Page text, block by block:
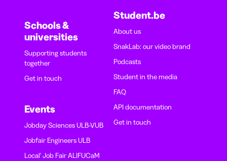
Schools &
universities
Supporting students
together
Get in touch
Events
Jobday Sciences ULB-VUB
Jobfair Engineers ULB
Local' Job Fair ALIFUCaM
Student.be
About us
SnakLab: our video brand
Podcasts
Student in the media
FAQ
API documentation
Get in touch